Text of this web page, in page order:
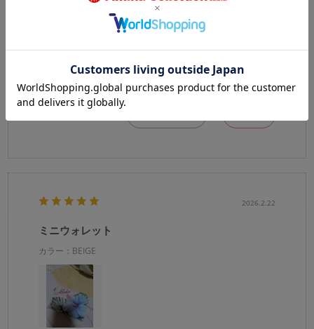
こしょーこ
購入確認済み
お札もおらずに使えるしカードもたくさん入るのにコンパクト
2026.2.22
ミニウォレット
カラー：BEIGE